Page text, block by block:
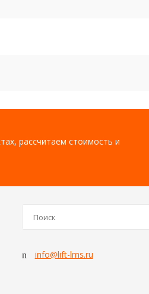
рассчитаем стоимость и
info@lift-lms.ru